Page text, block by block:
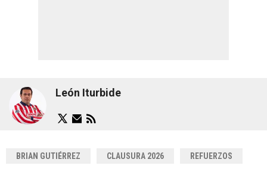
León Iturbide
BRIAN GUTIÉRREZ CLAUSURA 2026 REFUERZOS